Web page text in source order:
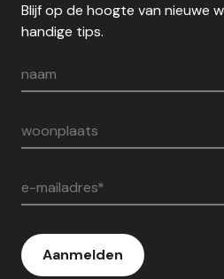
Blijf op de hoogte van nieuwe
handige tips.
naam
woonplaats
e-mailadres*
Aanmelden